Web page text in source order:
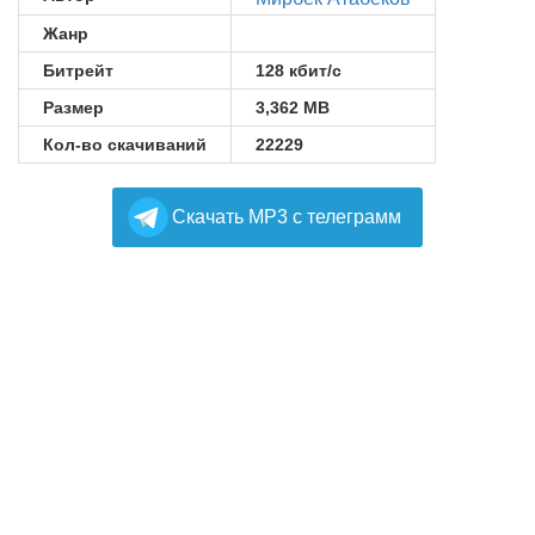
Жанр
Битрейт
128 кбит/с
Размер
3,362 MB
Кол-во скачиваний
22229
Cкачать MP3 с телеграмм